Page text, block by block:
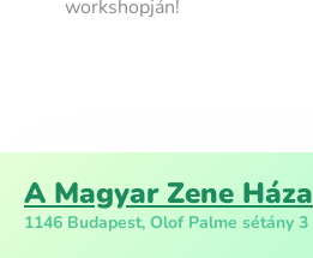
workshopján!
A Magyar Zene Háza
1146 Budapest, Olof Palme sétány 3